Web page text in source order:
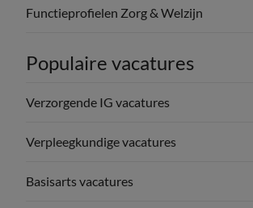
Functieprofielen Zorg & Welzijn
Populaire vacatures
Verzorgende IG vacatures
Verpleegkundige vacatures
Basisarts vacatures